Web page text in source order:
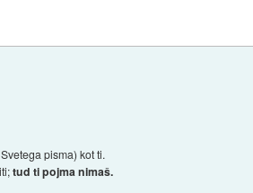
pisma) kot ti.
tud ti pojma nimaš.